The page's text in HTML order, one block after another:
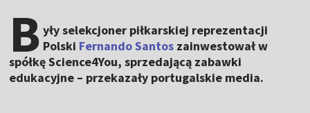
B yły selekcjoner piłkarskiej reprezentacji
Polski Fernando Santos zainwestował w
spółkę Science4You, sprzedającą zabawki
edukacyjne – przekazały portugalskie media.